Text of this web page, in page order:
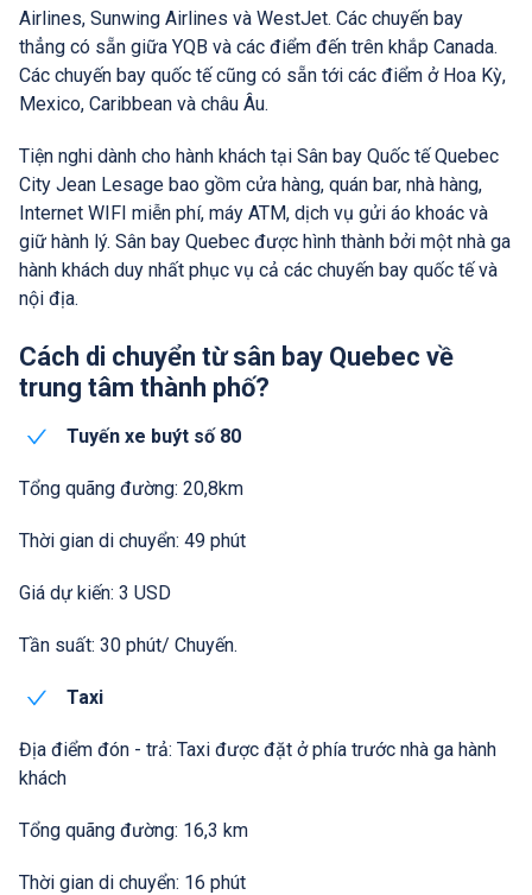
Airlines, Sunwing Airlines và WestJet. Các chuyến bay
thẳng có sẵn giữa YQB và các điểm đến trên khắp Canada.
Các chuyến bay quốc tế cũng có sẵn tới các điểm ở Hoa Kỳ,
Mexico, Caribbean và châu Âu.
Tiện nghi dành cho hành khách tại Sân bay Quốc tế Quebec
City Jean Lesage bao gồm cửa hàng, quán bar, nhà hàng,
Internet WIFI miễn phí, máy ATM, dịch vụ gửi áo khoác và
giữ hành lý. Sân bay Quebec được hình thành bởi một nhà ga
hành khách duy nhất phục vụ cả các chuyến bay quốc tế và
nội địa.
Cách di chuyển từ sân bay Quebec về
trung tâm thành phố?
Tuyến xe buýt số 80
Tổng quãng đường: 20,8km
Thời gian di chuyển: 49 phút
Giá dự kiến: 3 USD
Tần suất: 30 phút/ Chuyến.
Taxi
Địa điểm đón - trả: Taxi được đặt ở phía trước nhà ga hành
khách
Tổng quãng đường: 16,3 km
Thời gian di chuyển: 16 phút